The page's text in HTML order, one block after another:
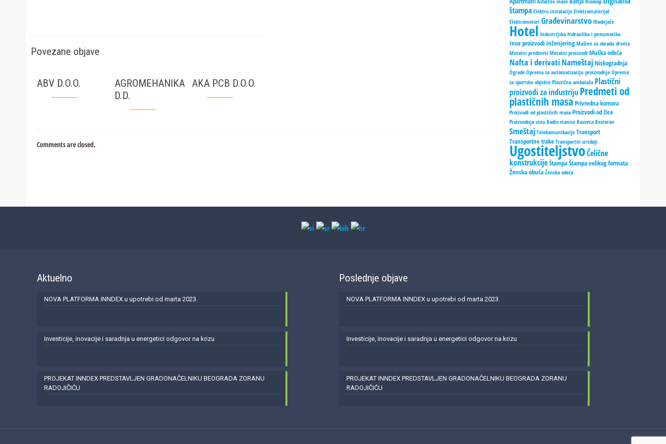
Povezane objave
ABV D.O.O.
AGROMEHANIKA
D.D.
AKA PCB D.O.O.
Comments are closed.
Asfaltne mase Bioskop
štampa Elektro instalacije Elektromaterijal
Elektromotori Građevinarstvo Hladnjače
Hotel Industrijska hidraulika i pneumatika
Inox proizvodi Inženjering Mašine za obradu drveta
Metalni predmeti Metalni proizvodi Muška odeća
Nafta i derivatiNameštajNiskogradnja
Ograde Oprema za automatizaciju proizvodnje Oprema
za sportske objekte Plastična ambalaža Plastični
proizvodi za industrijuPredmeti od
plastičnih masaPrivredna komora
Proizvodi od plastičnih masa Proizvodi od žice
Proizvodnja vina Radio stanice Rasveta Restoran
Smeštaj Telekomunikacije Transport
Transportne trake Transportni uređaji
UgostiteljstvoČelične
konstrukcijeŠtampaŠtampa velikog formata
Ženska obuća Ženska odeća
Aktuelno
NOVA PLATFORMA INNDEX u upotrebi od marta 2023.
Investicije, inovacije i saradnja u energetici odgovor na krizu
PROJEKAT INNDEX PREDSTAVLJEN GRADONAČELNIKU BEOGRADA ZORANU
RADOJIČIĆU
Poslednje objave
NOVA PLATFORMA INNDEX u upotrebi od marta 2023.
Investicije, inovacije i saradnja u energetici odgovor na krizu
PROJEKAT INNDEX PREDSTAVLJEN GRADONAČELNIKU BEOGRADA ZORANU
RADOJIČIĆU